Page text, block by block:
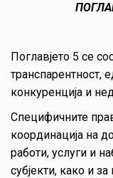
Поглавјето 5 се
транспарентност,
конкуренција и
Специфичните
координација на
работи, услуги и
субјекти, како и